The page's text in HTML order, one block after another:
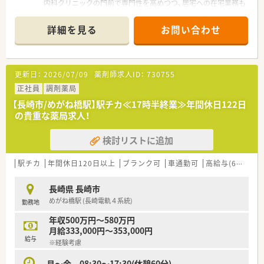
内科クリニックの門前で専門性を高めつつ、居宅への在宅業務も
円のご相談も可能です。
＊------------------------------------------＊
【店舗情報と応需状況について】
■最寄り駅から車で10分ほどの場所に位置する、1日70枚から
80枚ほどの処方箋を応需する調剤薬局です。
■隣接する内科クリニックの門前薬局として、専門性の高い内科
領域の処方箋をメインに応需しています。
■外来調剤に加えて居宅への在宅業務にも対応しており、地域医
療に密着した幅広い経験が積める環境です。
【法人特徴について】
■九州エリアにおいて複数の店舗を展開しており、地域に密着し
た安定感のある薬局運営を行っている会社です。
変さを深く理解してくれる安心感があります。
■会社全体で残業時間の削減に積極的に取り組んでおり、スタッ
フの働きやすさや環境改善を重視しています。
【想定されるキャリアイメージ】
■内科門前での勤務を通じて専門的な知識を深め、地域医療の第
一線で活躍できる薬剤師へと成長できます。
■在宅業務の経験を積むことで、今後の超高齢社会においてより
詳細を見る お問い合わせ
更新日： 2026/07/09 薬剤師求人ID： 730755
正社員
調剤薬局
【長崎市/めがね橋駅】駅チカ≪17時半終業≫年間休日122日
の貴重な薬局求人！
検討リストに追加
駅チカ 年間休日120日以上 ブランク可 車通勤可 高給与(600万円以上)
勤務地
長崎県 長崎市
めがね橋駅 (長崎電軌４系統)
給与
年収500万円～580万円
月給333,000円～353,000円
※経験考慮